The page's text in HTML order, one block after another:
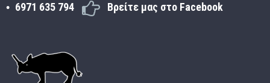
6971 635 794 Βρείτε μας στο Facebook